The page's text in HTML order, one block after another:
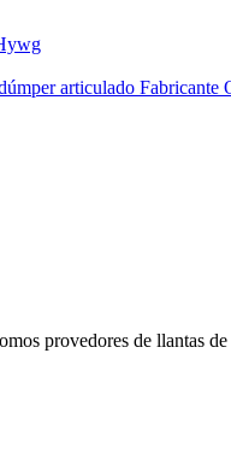
provedores de llantas